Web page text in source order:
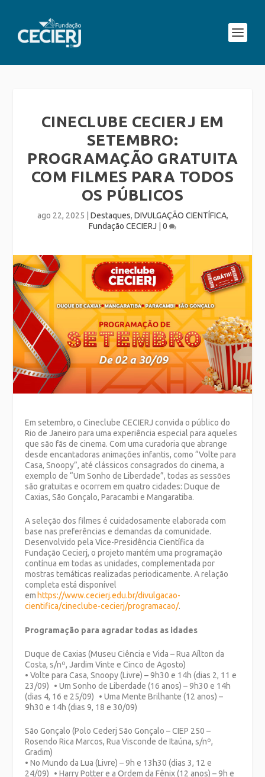
CINECLUBE CECIERJ EM
SETEMBRO:
PROGRAMAÇÃO GRATUITA
COM FILMES PARA TODOS
OS PÚBLICOS
ago 22, 2025 Destaques, DIVULGAÇÃO CIENTÍFICA,
Fundação CECIERJ
0
Em setembro, o Cineclube CECIERJ convida o público do
Rio de Janeiro para uma experiência especial para aqueles
que são fãs de cinema. Com uma curadoria que abrange
desde encantadoras animações infantis, como “Volte para
Casa, Snoopy”, até clássicos consagrados do cinema, a
exemplo de “Um Sonho de Liberdade”, todas as sessões
são gratuitas e ocorrem em quatro cidades: Duque de
Caxias, São Gonçalo, Paracambi e Mangaratiba.
A seleção dos filmes é cuidadosamente elaborada com
base nas preferências e demandas da comunidade.
Desenvolvido pela Vice-Presidência Científica da
Fundação Cecierj, o projeto mantém uma programação
contínua em todas as unidades, complementada por
mostras temáticas realizadas periodicamente. A relação
completa está disponível
em https://www.cecierj.edu.br/divulgacao-
cientifica/cineclube-cecierj/programacao/.
Programação para agradar todas as idades
Duque de Caxias (Museu Ciência e Vida – Rua Aílton da
Costa, s/nº, Jardim Vinte e Cinco de Agosto)
• Volte para Casa, Snoopy (Livre) – 9h30 e 14h (dias 2, 11 e
23/09) • Um Sonho de Liberdade (16 anos) – 9h30 e 14h
(dias 4, 16 e 25/09) • Uma Mente Brilhante (12 anos) –
9h30 e 14h (dias 9, 18 e 30/09)
São Gonçalo (Polo Cederj São Gonçalo – CIEP 250 –
Rosendo Rica Marcos, Rua Visconde de Itaúna, s/nº,
Gradim)
• No Mundo da Lua (Livre) – 9h e 13h30 (dias 3, 12 e
24/09) • Harry Potter e a Ordem da Fênix (12 anos) – 9h e